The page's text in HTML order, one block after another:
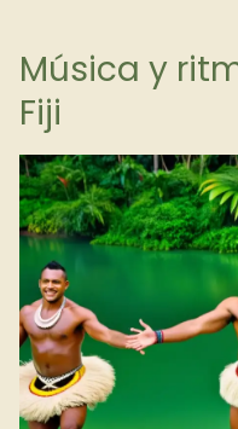
Música y
Fiji